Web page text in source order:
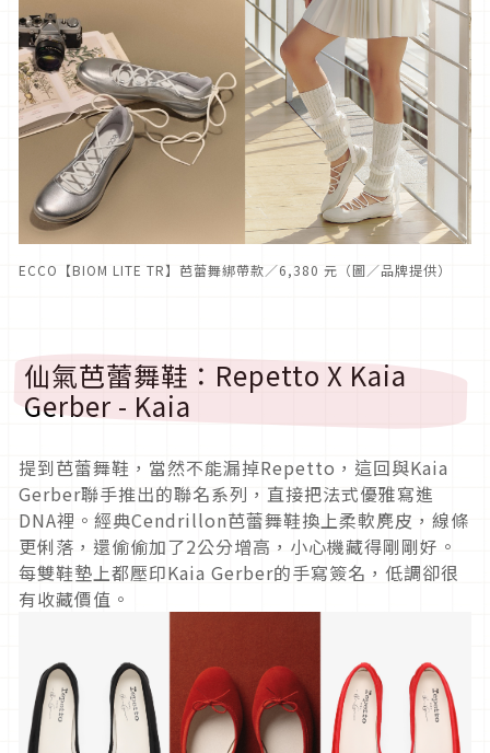
ECCO【BIOM LITE TR】芭蕾舞綁帶款／6,380 元（圖／品牌提供）
仙氣芭蕾舞鞋：Repetto X Kaia
Gerber - Kaia
提到芭蕾舞鞋，當然不能漏掉Repetto，這回與Kaia
Gerber聯手推出的聯名系列，直接把法式優雅寫進
DNA裡。經典Cendrillon芭蕾舞鞋換上柔軟麂皮，線條
更俐落，還偷偷加了2公分增高，小心機藏得剛剛好。
每雙鞋墊上都壓印Kaia Gerber的手寫簽名，低調卻很
有收藏價值。